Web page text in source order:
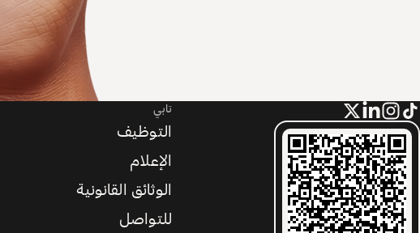
تابي
التوظيف
الإعلام
الوثائق القانونية
للتواصل